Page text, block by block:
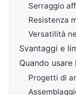
Serraggio
Resistenza
Versatilità
Svantaggi e
Quando usare
Progetti di